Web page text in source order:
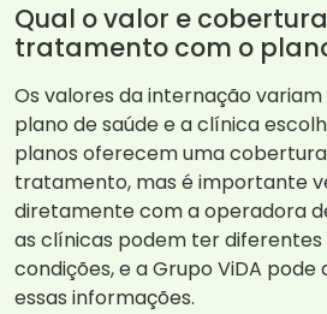
Qual o valor e
tratamento com o
Os valores da internação
plano de saúde e a clínica
planos oferecem uma cobertura
tratamento, mas é importante
diretamente com a operadora
as clínicas podem ter
condições, e a Grupo ViDA
essas informações.